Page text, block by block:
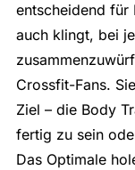
entscheidend für
auch klingt, bei
Crossfit-Fans.
Ziel – die Body
fertig zu sein
Das Optimale